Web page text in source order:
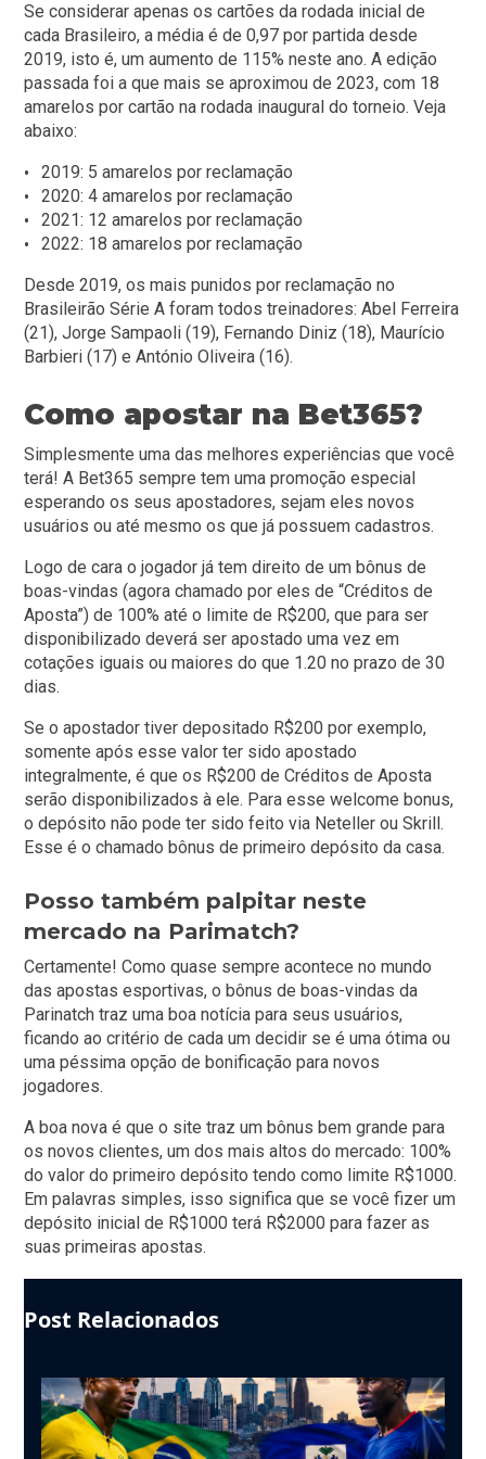
Se considerar apenas os cartões da rodada inicial de
cada Brasileiro, a média é de 0,97 por partida desde
2019, isto é, um aumento de 115% neste ano. A edição
passada foi a que mais se aproximou de 2023, com 18
amarelos por cartão na rodada inaugural do torneio. Veja
abaixo:
2019: 5 amarelos por reclamação
2020: 4 amarelos por reclamação
2021: 12 amarelos por reclamação
2022: 18 amarelos por reclamação
Desde 2019, os mais punidos por reclamação no
Brasileirão Série A foram todos treinadores: Abel Ferreira
(21), Jorge Sampaoli (19), Fernando Diniz (18), Maurício
Barbieri (17) e António Oliveira (16).
Como apostar na Bet365?
Simplesmente uma das melhores experiências que você
terá! A Bet365 sempre tem uma promoção especial
esperando os seus apostadores, sejam eles novos
usuários ou até mesmo os que já possuem cadastros.
Logo de cara o jogador já tem direito de um bônus de
boas-vindas (agora chamado por eles de “Créditos de
Aposta”) de 100% até o limite de R$200, que para ser
disponibilizado deverá ser apostado uma vez em
cotações iguais ou maiores do que 1.20 no prazo de 30
dias.
Se o apostador tiver depositado R$200 por exemplo,
somente após esse valor ter sido apostado
integralmente, é que os R$200 de Créditos de Aposta
serão disponibilizados à ele. Para esse welcome bonus,
o depósito não pode ter sido feito via Neteller ou Skrill.
Esse é o chamado bônus de primeiro depósito da casa.
Posso também palpitar neste
mercado na Parimatch?
Certamente! Como quase sempre acontece no mundo
das apostas esportivas, o bônus de boas-vindas da
Parinatch traz uma boa notícia para seus usuários,
ficando ao critério de cada um decidir se é uma ótima ou
uma péssima opção de bonificação para novos
jogadores.
A boa nova é que o site traz um bônus bem grande para
os novos clientes, um dos mais altos do mercado: 100%
do valor do primeiro depósito tendo como limite R$1000.
Em palavras simples, isso significa que se você fizer um
depósito inicial de R$1000 terá R$2000 para fazer as
suas primeiras apostas.
Post Relacionados
Use
the
left
and